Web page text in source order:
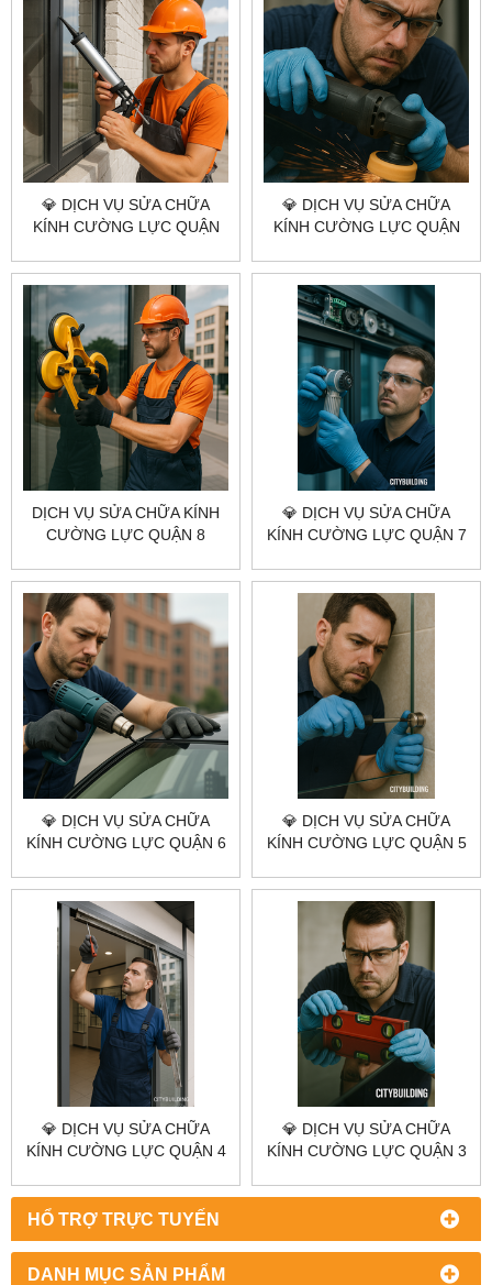
HỔ TRỢ TRỰC TUYẾN
DANH MỤC SẢN PHẨM
💎 DỊCH VỤ SỬA CHỮA
KÍNH CƯỜNG LỰC QUẬN
UY TÍN – TỐC ĐỘ – GIÁ
XƯỞNG.
💎 DỊCH VỤ SỬA CHỮA
KÍNH CƯỜNG LỰC QUẬN
NHANH – BỀN – CHUẨN KỸ
THUẬT
DỊCH VỤ SỬA CHỮA KÍNH
CƯỜNG LỰC QUẬN 8
NHANH, ĐÚNG KỸ THUẬT,
BÁO GIÁ RÕ RÀNG
💎 DỊCH VỤ SỬA CHỮA
KÍNH CƯỜNG LỰC QUẬN 7
NHANH – CHUẨN KỸ THUẬT
– GIÁ XƯỞNG
💎 DỊCH VỤ SỬA CHỮA
KÍNH CƯỜNG LỰC QUẬN 6
NHANH – CHUẨN KỸ THUẬT
– GIÁ XƯỞNG
💎 DỊCH VỤ SỬA CHỮA
KÍNH CƯỜNG LỰC QUẬN 5
NHANH – UY TÍN – GIÁ
XƯỞNG
💎 DỊCH VỤ SỬA CHỮA
KÍNH CƯỜNG LỰC QUẬN 4
NHANH – CHUẨN KỸ THUẬT
– GIÁ XƯỞNG
💎 DỊCH VỤ SỬA CHỮA
KÍNH CƯỜNG LỰC QUẬN 3
TÍN – NHANH – GIÁ XƯỞNG